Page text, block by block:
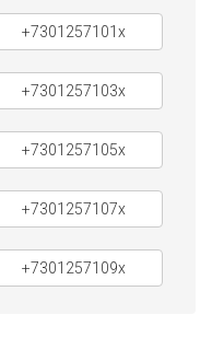
+7301257101x
+7301257103x
+7301257105x
+7301257107x
+7301257109x